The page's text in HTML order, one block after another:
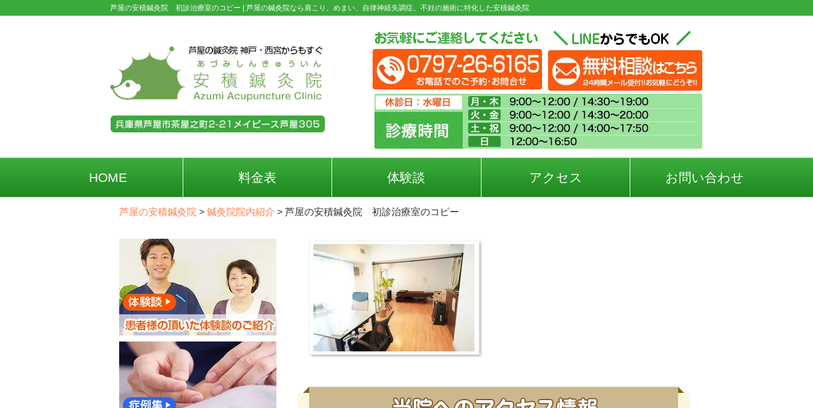
芦屋の安積鍼灸院 初診治療室のコピー | 芦屋の鍼灸院なら肩こり、めまい、自律神経失調症、不妊の施術に特化した安積鍼灸院
HOME 料金表 体験談 アクセス お問い合わせ
芦屋の安積鍼灸院 > 鍼灸院院内紹介 > 芦屋の安積鍼灸院 初診治療室のコピー